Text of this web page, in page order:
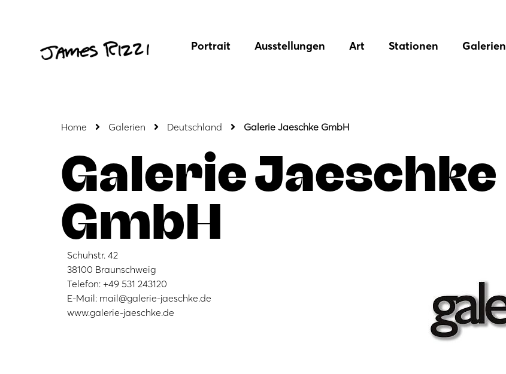
Portrait Ausstellungen Art Stationen Galerien
Home Galerien Deutschland Galerie Jaeschke GmbH
Galerie Jaeschke
GmbH
Schuhstr. 42
38100 Braunschweig
Telefon: +49 531 243120
E-Mail: mail@galerie-jaeschke.de
www.galerie-jaeschke.de